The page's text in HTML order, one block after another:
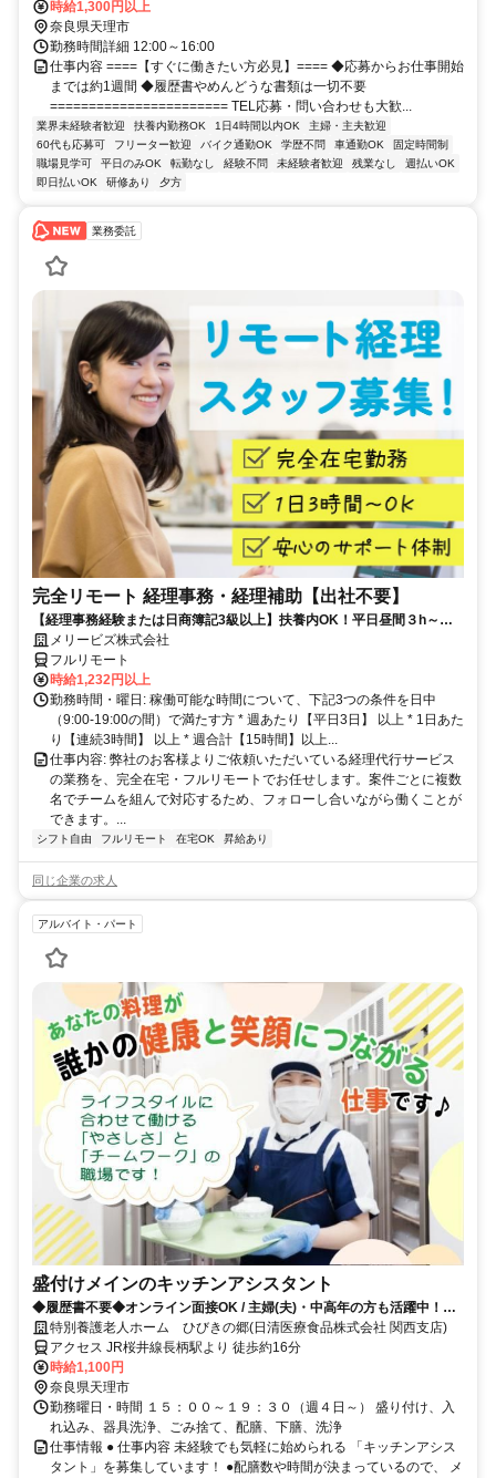
通勤OK
時給1,300円以上
奈良県天理市
勤務時間詳細 12:00～16:00
仕事内容 ====【すぐに働きたい方必見】==== ◆応募からお仕事開始
までは約1週間 ◆履歴書やめんどうな書類は一切不要
======================= TEL応募・問い合わせも大歓...
業界未経験者歓迎 扶養内勤務OK 1日4時間以内OK
主婦・主夫歓迎
60代も応募可
フリーター歓迎 バイク通勤OK 学歴不問 車通勤OK
固定時間制
職場見学可
平日のみOK 転勤なし 経験不問 未経験者歓迎 残業なし
週払いOK
即日払いOK
研修あり 夕方
業務委託
完全リモート 経理事務・経理補助【出社不要】
【経理事務経験または日商簿記3級以上】扶養内OK！平日昼間３h～。
完全在宅で育児・介護中の方も大歓迎♪
メリービズ株式会社
フルリモート
時給1,232円以上
勤務時間・曜日: 稼働可能な時間について、下記3つの条件を日中
（9:00-19:00の間）で満たす方 * 週あたり【平日3日】 以上 * 1日あた
り【連続3時間】 以上 * 週合計【15時間】以上...
仕事内容: 弊社のお客様よりご依頼いただいている経理代行サービス
の業務を、完全在宅・フルリモートでお任せします。案件ごとに複数
名でチームを組んで対応するため、フォローし合いながら働くことが
できます。...
シフト自由 フルリモート 在宅OK 昇給あり
同じ企業の求人
アルバイト・パート
盛付けメインのキッチンアシスタント
◆履歴書不要◆オンライン面接OK / 主婦(夫)・中高年の方も活躍中！柔
軟な働き方に理解あり◎
特別養護老人ホーム ひびきの郷(日清医療食品株式会社 関西支店)
アクセス JR桜井線長柄駅より 徒歩約16分
時給1,100円
奈良県天理市
勤務曜日・時間 １５：００～１９：３０（週４日～） 盛り付け、入
れ込み、器具洗浄、ごみ捨て、配膳、下膳、洗浄
仕事情報 ● 仕事内容 未経験でも気軽に始められる 「キッチンアシス
タント」を募集しています！ ●配膳数や時間が決まっているので、 メ